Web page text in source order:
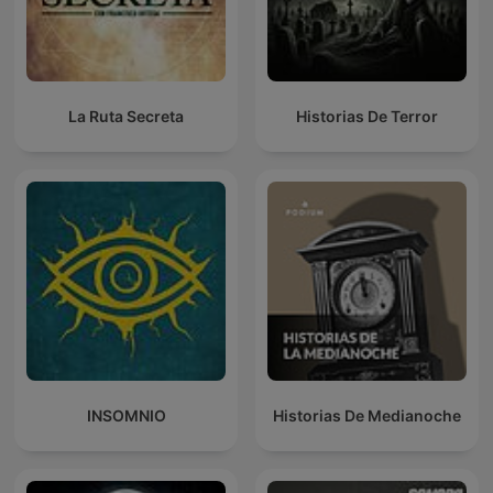
La Ruta Secreta Historias De Terror
INSOMNIO Historias De Medianoche